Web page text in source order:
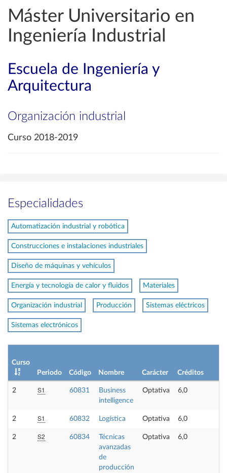
Máster Universitario en
Ingeniería Industrial
Escuela de Ingeniería y
Arquitectura
Organización industrial
Curso 2018-2019
Especialidades
Automatización industrial y robótica
Construcciones e instalaciones industriales
Diseño de máquinas y vehículos
Energía y tecnología de calor y fluidos Materiales
Organización industrial Producción Sistemas eléctricos
Sistemas electrónicos
Curso
Periodo
Código Nombre Carácter Créditos
2 S1 60831
Business
intelligence
Optativa 6,0
2 S1 60832 Logística Optativa 6,0
2 S2 60834
Técnicas
avanzadas
de
producción
Optativa 6,0